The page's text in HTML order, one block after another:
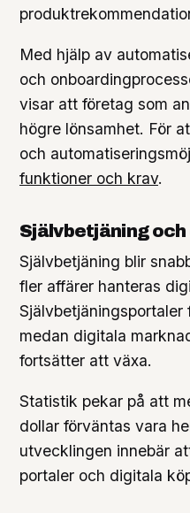
Med hjälp av
och
visar att företag som
högre lönsamhet. För
och
funktioner och krav.
Självbetjäning
Självbetjäning blir
fler affärer hanteras
medan digitala
fortsätter att växa.
Statistik pekar på att
dollar förväntas vara
utvecklingen innebär
portaler och digitala